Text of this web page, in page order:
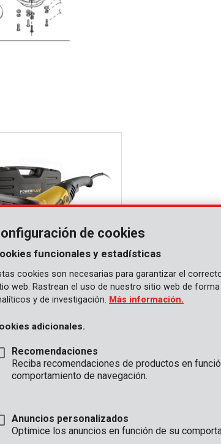
1200W Ø 180mm - 7
OFICINA
GENERAL
de cookies
funcionales y estadísticas
cookies son necesarias para garantizar el
web. Rastrean el uso de nuestro sitio web de
y de investigación. Más información.
adicionales.
Recomendaciones
Reciba recomendaciones de productos en
comportamiento de navegación.
Anuncios personalizados
Optimice los anuncios en función de su